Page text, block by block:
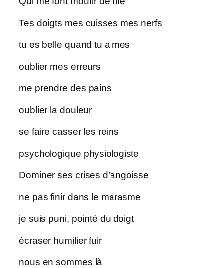
Tes doigts mes cuisses mes nerfs
tu es belle quand tu aimes
oublier mes erreurs
me prendre des pains
oublier la douleur
se faire casser les reins
psychologique physiologiste
Dominer ses crises d’angoisse
ne pas finir dans le marasme
je suis puni, pointé du doigt
écraser humilier fuir
nous en sommes là